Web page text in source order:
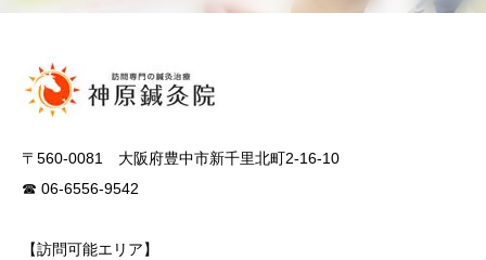
〒560-0081 大阪府豊中市新千里北町2-16-10
☎ 06-6556-9542
【訪問可能エリア】